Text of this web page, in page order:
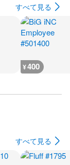
すべて見る
¥400
すべて見る